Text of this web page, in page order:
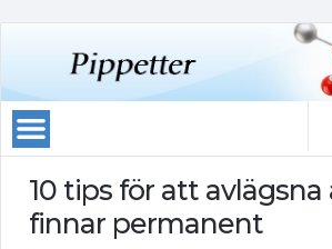
10 tips för att avlägsna
finnar permanent